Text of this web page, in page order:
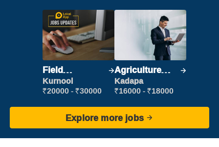
Field
Marketing
Executive
Kurnool
₹20000 - ₹30000
Agriculture
Labour
Kadapa
₹16000 - ₹18000
Explore more jobs